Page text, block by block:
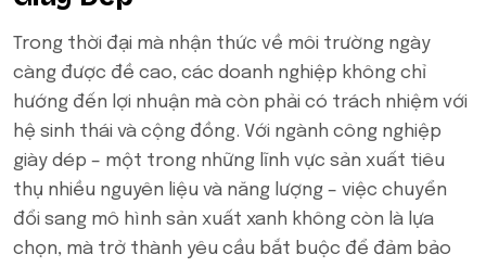
Trong thời đại mà nhận thức về môi trường ngày
càng được đề cao, các doanh nghiệp không chỉ
hướng đến lợi nhuận mà còn phải có trách nhiệm với
hệ sinh thái và cộng đồng. Với ngành công nghiệp
giày dép – một trong những lĩnh vực sản xuất tiêu
thụ nhiều nguyên liệu và năng lượng – việc chuyển
đổi sang mô hình sản xuất xanh không còn là lựa
chọn, mà trở thành yêu cầu bắt buộc để đảm bảo